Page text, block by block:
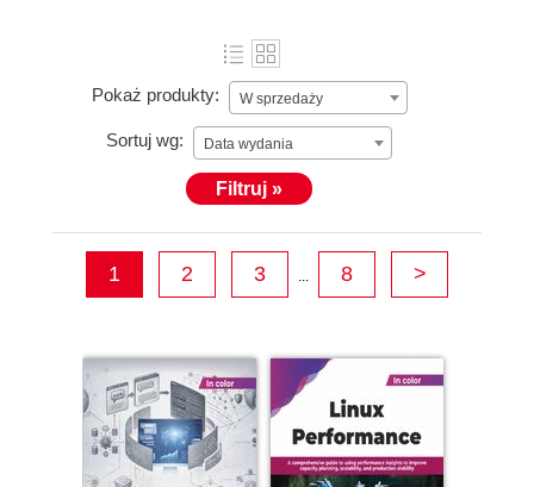
Pokaż produkty: W sprzedaży
Sortuj wg: Data wydania
Filtruj »
1 2 3 ... 8 >